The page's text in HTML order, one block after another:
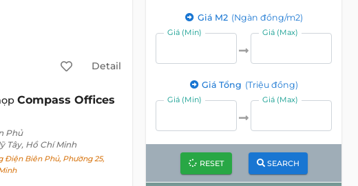
Detail
Compass Offices
Phủ
Tây, Hồ Chí Minh
Điện Biên Phủ, Phường 25,
Giá M2 (Ngàn đồng/m2)
Giá (Min) Giá (Max)
Giá Tổng (Triệu đồng)
Giá (Min) Giá (Max)
RESET SEARCH